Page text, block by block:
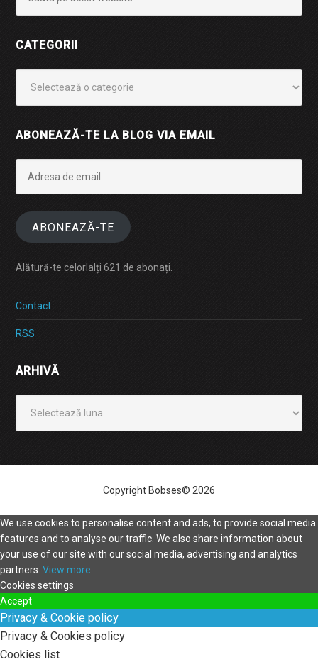
CATEGORII
ABONEAZĂ-TE LA BLOG VIA EMAIL
email
ABONEAZĂ-TE
Alătură-te celorlalți 621 de abonați.
Contact
RSS
ARHIVĂ
Copyright Bobses© 2026
We use cookies to personalise content and ads, to provide social media
features and to analyse our traffic. We also share information about
your use of our site with our social media, advertising and analytics
partners. View more
Cookies settings
Accept
Privacy & Cookie policy
Privacy & Cookies policy
Cookies list